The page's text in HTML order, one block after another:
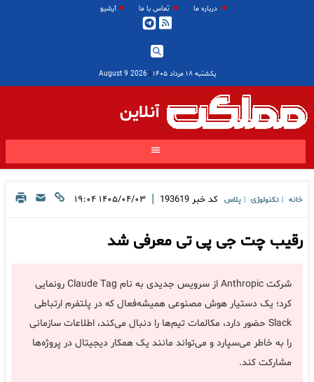
درباره ما تماس با ما آرشیو
یکشنبه ۱۸ مرداد ۱۴۰۵ |
2026 August 9
آنلاین
خانه تکنولوژی پلاس کد خبر 193619
| ۱۴۰۵/۰۴/۰۳ ۱۹:۰۴
رقیب چت جی پی تی معرفی شد
شرکت Anthropic از سرویس جدیدی به نام Claude Tag رونمایی
کرد؛ یک دستیار هوش مصنوعی همیشه‌فعال که در پلتفرم ارتباطی
Slack حضور دارد، مکالمات تیم‌ها را دنبال می‌کند، اطلاعات سازمانی
را به خاطر می‌سپارد و می‌تواند مانند یک همکار دیجیتال در پروژه‌ها
مشارکت کند.